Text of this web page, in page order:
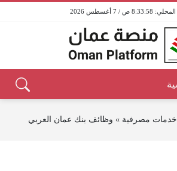
8:33:58 ص / 7 أغسطس 2026
خدمات مصرفية » وظائف بنك عمان العربي